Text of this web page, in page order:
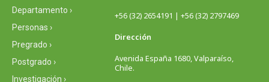
Departamento ›
Personas ›
Pregrado ›
Postgrado ›
Investigación ›
+56 (32) 2654191 | +56 (32) 2797469
Dirección
Avenida España 1680, Valparaíso,
Chile.